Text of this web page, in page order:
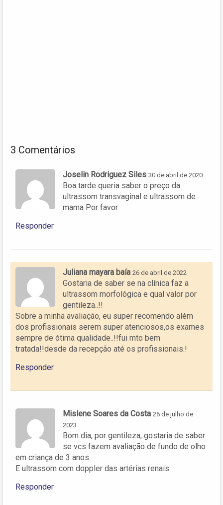
3 Comentários
Joselin Rodriguez Siles 30 de abril de 2020
Boa tarde queria saber o preço da
ultrassom transvaginal e ultrassom de
mama Por favor
Responder
Juliana mayara baía 26 de abril de 2022
Gostaria de saber se na clínica faz a
ultrassom morfológica e qual valor por
gentileza..!!
Sobre a minha avaliação, eu super recomendo além
dos profissionais serem super atenciosos,os exames
sempre de ótima qualidade..!!fui mto bem
tratada!!desde da recepção até os profissionais.!
Responder
Mislene Soares da Costa 26 de julho de
2023
Bom dia, por gentileza, gostaria de saber
se vcs fazem avaliação de fundo de olho
em criança de 3 anos.
E ultrassom com doppler das artérias renais
Responder